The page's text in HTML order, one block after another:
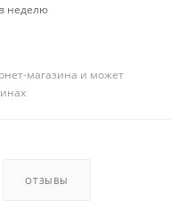
неделю
магазина и может
ОТЗЫВЫ